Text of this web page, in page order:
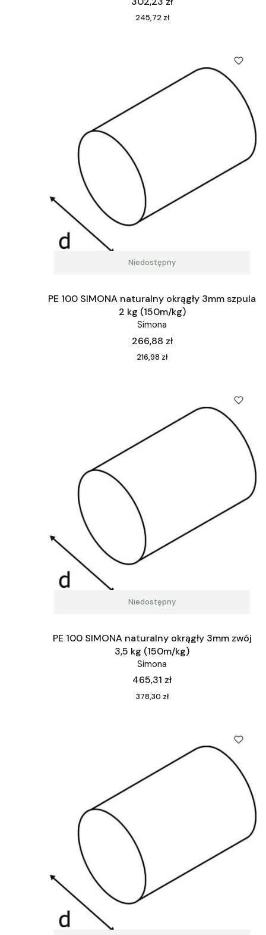
Cena
245,72 zł
Niedostępny
PE 100 SIMONA naturalny okrągły 3mm szpula
2 kg (150m/kg)
Simona
Cena
266,88 zł
Cena
216,98 zł
Niedostępny
PE 100 SIMONA naturalny okrągły 3mm zwój
3,5 kg (150m/kg)
Simona
Cena
465,31 zł
Cena
378,30 zł